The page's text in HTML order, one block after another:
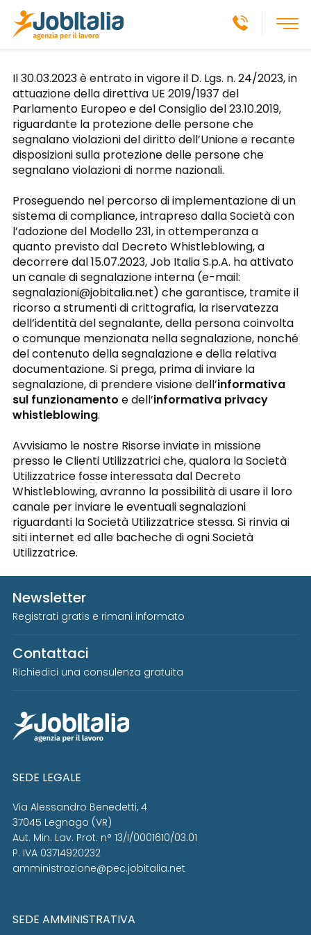
Il 30.03.2023 è entrato in vigore il D. Lgs. n. 24/2023, in
attuazione della direttiva UE 2019/1937 del
Parlamento Europeo e del Consiglio del 23.10.2019,
riguardante la protezione delle persone che
segnalano violazioni del diritto dell’Unione e recante
disposizioni sulla protezione delle persone che
segnalano violazioni di norme nazionali.
Proseguendo nel percorso di implementazione di un
sistema di compliance, intrapreso dalla Società con
l’adozione del Modello 231, in ottemperanza a
quanto previsto dal Decreto Whistleblowing, a
decorrere dal 15.07.2023, Job Italia S.p.A. ha attivato
un canale di segnalazione interna (e-mail:
segnalazioni@jobitalia.net) che garantisce, tramite il
ricorso a strumenti di crittografia, la riservatezza
dell’identità del segnalante, della persona coinvolta
o comunque menzionata nella segnalazione, nonché
del contenuto della segnalazione e della relativa
documentazione. Si prega, prima di inviare la
segnalazione, di prendere visione dell’informativa
sul funzionamento e dell’informativa privacy
whistleblowing.
Avvisiamo le nostre Risorse inviate in missione
presso le Clienti Utilizzatrici che, qualora la Società
Utilizzatrice fosse interessata dal Decreto
Whistleblowing, avranno la possibilità di usare il loro
canale per inviare le eventuali segnalazioni
riguardanti la Società Utilizzatrice stessa. Si rinvia ai
siti internet ed alle bacheche di ogni Società
Utilizzatrice.
Newsletter
Registrati gratis e rimani informato
Contattaci
Richiedici una consulenza gratuita
SEDE LEGALE
Via Alessandro Benedetti, 4
37045 Legnago (VR)
Aut. Min. Lav. Prot. n° 13/I/0001610/03.01
P. IVA 03714920232
amministrazione@pec.jobitalia.net
SEDE AMMINISTRATIVA